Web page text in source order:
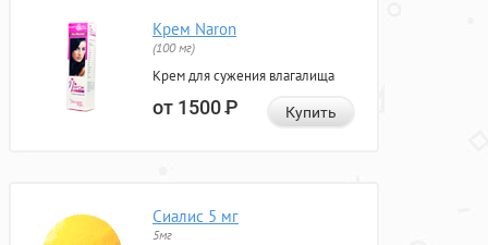
Крем Naron
(100 мг)
Крем для сужения влагалища
от 1500Р Купить
Сиалис 5 мг
5мг